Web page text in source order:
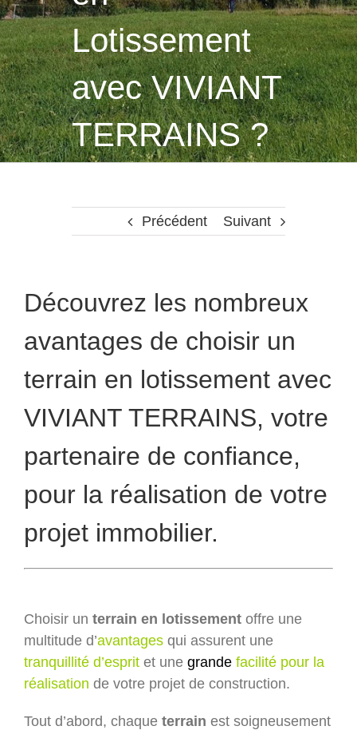
Lotissement
avec VIVIANT
TERRAINS ?
Précédent Suivant
Découvrez les nombreux
avantages de choisir un
terrain en lotissement avec
VIVIANT TERRAINS, votre
partenaire de confiance,
pour la réalisation de votre
projet immobilier.
Choisir un terrain en lotissement offre une
multitude d’avantages qui assurent une
tranquillité d’esprit et une grande facilité pour la
réalisation de votre projet de construction.
Tout d’abord, chaque terrain est soigneusement